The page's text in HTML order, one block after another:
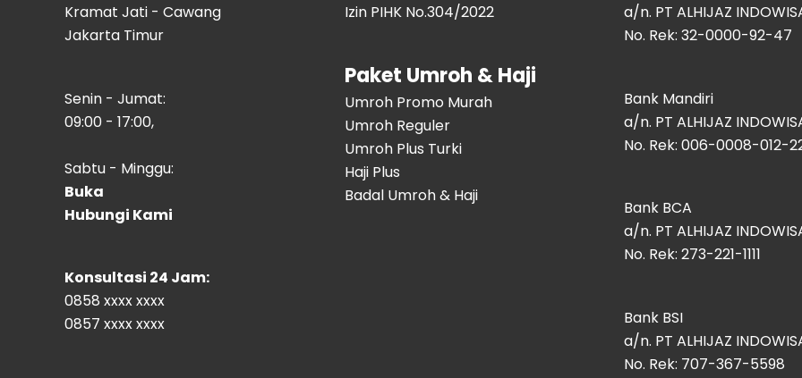
Kramat Jati - Cawang
Jakarta Timur
Senin - Jumat:
09:00 - 17:00,
Sabtu - Minggu:
Buka
Hubungi Kami
Konsultasi 24 Jam:
0858 xxxx xxxx
0857 xxxx xxxx
Izin PIHK No.304/2022
Paket Umroh & Haji
Umroh Promo Murah
Umroh Reguler
Umroh Plus Turki
Haji Plus
Badal Umroh & Haji
a/n. PT ALHIJAZ
No. Rek: 32-0000-92-47
Bank Mandiri
a/n. PT ALHIJAZ
No. Rek: 006-0008-012-
Bank BCA
a/n. PT ALHIJAZ
No. Rek: 273-221-1111
Bank BSI
a/n. PT ALHIJAZ
No. Rek: 707-367-5598